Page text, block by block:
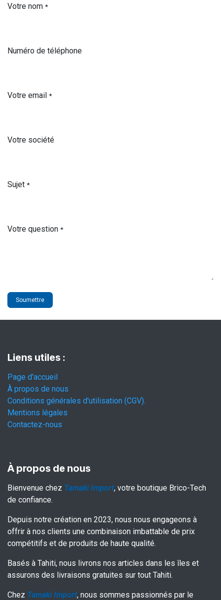
Votre nom *
Numéro de téléphone
Votre email *
Votre société
Sujet *
Votre question *
Soumettre
Liens utiles :
Page d'accueil
À propos de nous
Conditions générales d'utilisation (CGV).
Mentions légales
Contactez-nous
À propos de nous
Bienvenue chez Tamaki Import, votre boutique Brico-Tech
de confiance.
Depuis notre création en 2023, nous nous engageons à
offrir à nos clients une combinaison imbattable de prix
compétitifs et de produits de haute qualité.
Basés à Tahiti, nous livrons nos articles dans les îles et
assurons des livraisons gratuites sur tout Tahiti.
Chez Tamaki Import, nous sommes passionnés par le